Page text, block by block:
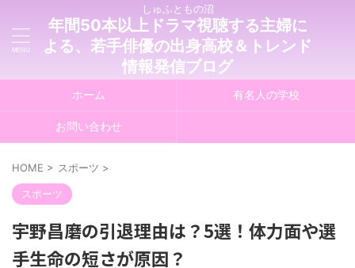
しゅふともの沼
年間50本以上ドラマ視聴する主婦に
よる、若手俳優の出身高校＆トレンド
情報発信ブログ
ホーム 有名人の学校
お問い合わせ
HOME > スポーツ >
スポーツ
宇野昌磨の引退理由は？5選！体力面や選
手生命の短さが原因？